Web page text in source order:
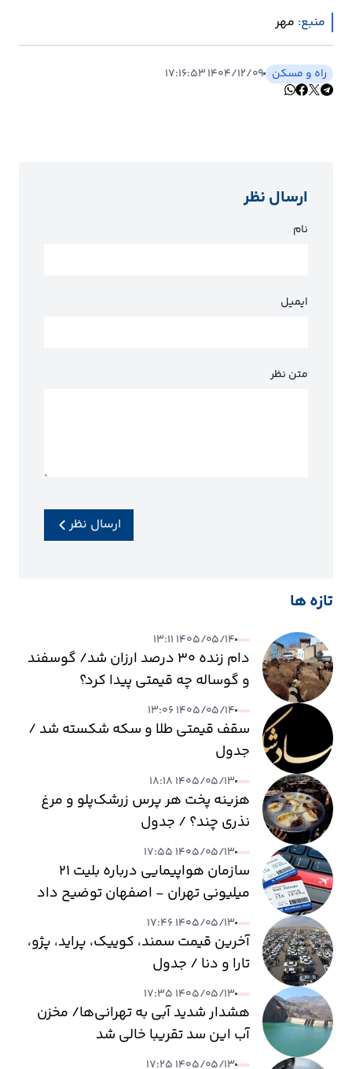
عمومی
نوتیف
شناور
منبع: مهر
راه و مسکن ۱۴۰۴/۱۲/۰۹ ۱۷:۱۶:۵۳
ارسال نظر
نام
ایمیل
متن نظر
ارسال نظر
تازه ها
۱۴۰۵/۰۵/۱۴ ۱۳:۱۱
دام زنده ۳۰ درصد ارزان شد/ گوسفند
و گوساله چه قیمتی پیدا کرد؟
۱۴۰۵/۰۵/۱۴ ۱۳:۰۶
سقف قیمتی طلا و سکه شکسته شد /
جدول
۱۴۰۵/۰۵/۱۳ ۱۸:۱۸
هزینه پخت هر پرس زرشک‌پلو و مرغ
نذری چند؟ / جدول
۱۴۰۵/۰۵/۱۳ ۱۷:۵۵
سازمان هواپیمایی درباره بلیت ۲۱
میلیونی تهران - اصفهان توضیح داد
۱۴۰۵/۰۵/۱۳ ۱۷:۴۶
آخرین قیمت سمند، کوییک، پراید، پژو،
تارا و دنا / جدول
۱۴۰۵/۰۵/۱۳ ۱۷:۳۵
هشدار شدید آبی به تهرانی‌ها/ مخزن
آب این سد تقریبا خالی شد
۱۴۰۵/۰۵/۱۳ ۱۷:۲۵